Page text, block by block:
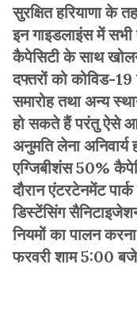
सुरक्षित हरियाणा के
इन गाइडलाइंस में
कैपेसिटी के साथ
दफ्तरों को कोविड-
समारोह तथा अन्य
हो सकते हैं परंतु ऐसे
अनुमति लेना
एग्जिबीशंस 50%
दौरान एंटरटेनमेंट
डिस्टेंसिंग
नियमों का पालन
फरवरी शाम 5:00